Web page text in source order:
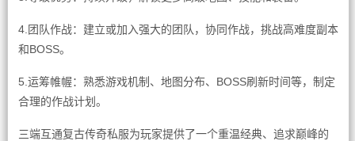
4.团队作战：建立或加入强大的团队，协同作战，挑战高难度副本
和BOSS。
5.运筹帷幄：熟悉游戏机制、地图分布、BOSS刷新时间等，制定
合理的作战计划。
三端互通复古传奇私服为玩家提供了一个重温经典、追求巅峰的